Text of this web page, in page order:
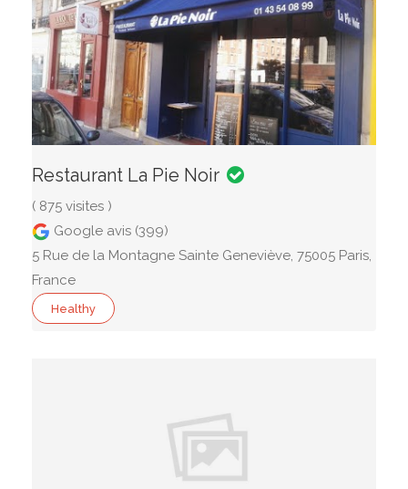
Restaurant La Pie Noir
( 875 visites )
Google avis (399)
5 Rue de la Montagne Sainte Geneviève, 75005 Paris,
France
Healthy